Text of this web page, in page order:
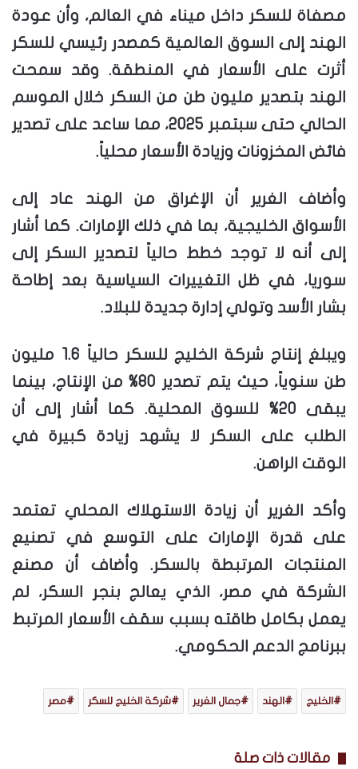
مصفاة للسكر داخل ميناء في العالم، وأن عودة
الهند إلى السوق العالمية كمصدر رئيسي للسكر
أثرت على الأسعار في المنطقة. وقد سمحت
الهند بتصدير مليون طن من السكر خلال الموسم
الحالي حتى سبتمبر 2025، مما ساعد على تصدير
فائض المخزونات وزيادة الأسعار محلياً.
وأضاف الغرير أن الإغراق من الهند عاد إلى
الأسواق الخليجية، بما في ذلك الإمارات. كما أشار
إلى أنه لا توجد خطط حالياً لتصدير السكر إلى
سوريا، في ظل التغييرات السياسية بعد إطاحة
بشار الأسد وتولي إدارة جديدة للبلاد.
ويبلغ إنتاج شركة الخليج للسكر حالياً 1.6 مليون
طن سنوياً، حيث يتم تصدير 80% من الإنتاج، بينما
يبقى 20% للسوق المحلية. كما أشار إلى أن
الطلب على السكر لا يشهد زيادة كبيرة في
الوقت الراهن.
وأكد الغرير أن زيادة الاستهلاك المحلي تعتمد
على قدرة الإمارات على التوسع في تصنيع
المنتجات المرتبطة بالسكر. وأضاف أن مصنع
الشركة في مصر، الذي يعالج بنجر السكر، لم
يعمل بكامل طاقته بسبب سقف الأسعار المرتبط
ببرنامج الدعم الحكومي.
الخليج الهند جمال الغرير شركة الخليج للسكر مصر
مقالات ذات صلة